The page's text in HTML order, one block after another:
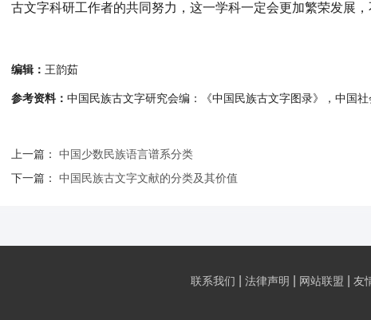
古文字科研工作者的共同努力，这一学科一定会更加繁荣发展，
编辑： 王韵茹
参考资料： 中国民族古文字研究会编：《中国民族古文字图录》，中国社
上一篇： 中国少数民族语言谱系分类
下一篇： 中国民族古文字文献的分类及其价值
联系我们 法律声明 网站联盟 友